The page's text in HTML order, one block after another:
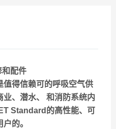
和配件
得信赖可的呼吸空气供
、潜水、 和消防系统内
Standard的高性能、可
的。